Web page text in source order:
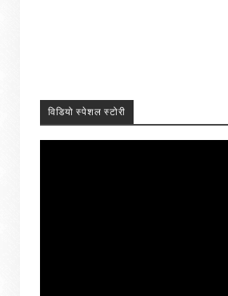
विडियो स्पेशल स्टोरी